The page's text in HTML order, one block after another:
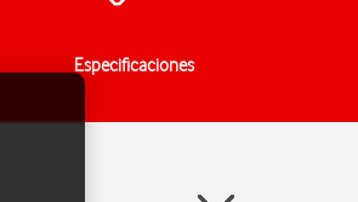
Especificaciones